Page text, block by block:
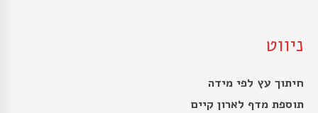
ניווט
חיתוך עץ לפי מידה
תוספת מדף לארון קיים